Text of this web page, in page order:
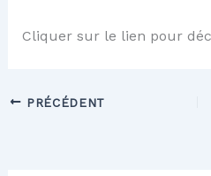
Cliquer sur le lien pour
PRÉCÉDENT